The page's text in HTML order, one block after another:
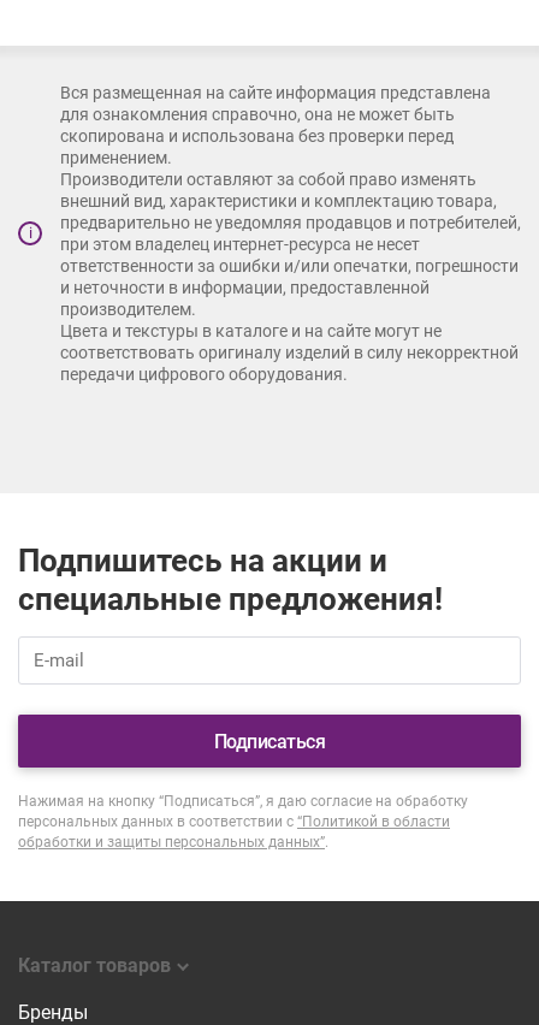
i
Вся размещенная на сайте информация представлена
для ознакомления справочно, она не может быть
скопирована и использована без проверки перед
применением.
Производители оставляют за собой право изменять
внешний вид, характеристики и комплектацию товара,
предварительно не уведомляя продавцов и потребителей,
при этом владелец интернет-ресурса не несет
ответственности за ошибки и/или опечатки, погрешности
и неточности в информации, предоставленной
производителем.
Цвета и текстуры в каталоге и на сайте могут не
соответствовать оригиналу изделий в силу некорректной
передачи цифрового оборудования.
Подпишитесь на акции и
специальные предложения!
Подписаться
Нажимая на кнопку “Подписаться”, я даю согласие на обработку
персональных данных в соответствии с “Политикой в области
обработки и защиты персональных данных”
Каталог товаров
Бренды